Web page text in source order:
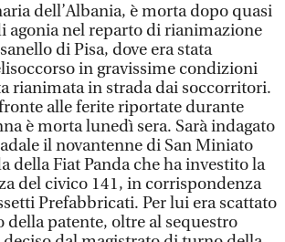
dell’Albania, è morta dopo quasi
agonia nel reparto di rianimazione
di Pisa, dove era stata
in gravissime condizioni
rianimata in strada dai soccorritori.
alle ferite riportate durante
è morta lunedì sera. Sarà indagato
il novantenne di San Miniato
della Fiat Panda che ha investito la
del civico 141, in corrispondenza
Prefabbricati. Per lui era scattato
patente, oltre al sequestro